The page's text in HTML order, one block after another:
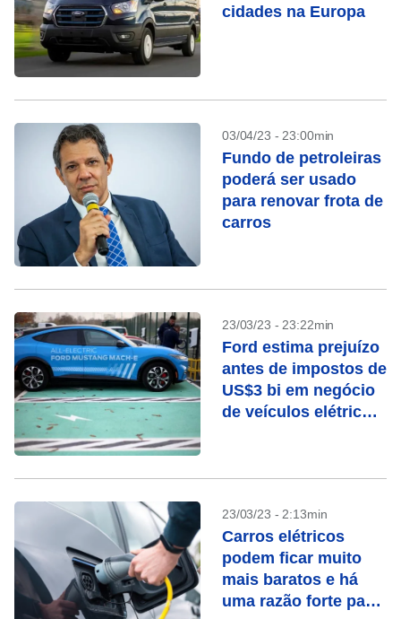
cidades na Europa
03/04/23 - 23:00min
Fundo de petroleiras
poderá ser usado
para renovar frota de
carros
23/03/23 - 23:22min
Ford estima prejuízo
antes de impostos de
US$3 bi em negócio
de veículos elétricos
23/03/23 - 2:13min
Carros elétricos
podem ficar muito
mais baratos e há
uma razão forte para